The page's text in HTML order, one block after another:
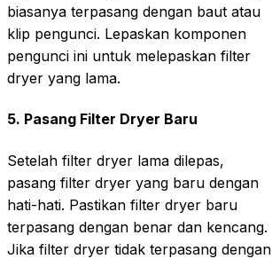
biasanya terpasang dengan baut atau
klip pengunci. Lepaskan komponen
pengunci ini untuk melepaskan filter
dryer yang lama.
5. Pasang Filter Dryer Baru
Setelah filter dryer lama dilepas,
pasang filter dryer yang baru dengan
hati-hati. Pastikan filter dryer baru
terpasang dengan benar dan kencang.
Jika filter dryer tidak terpasang dengan